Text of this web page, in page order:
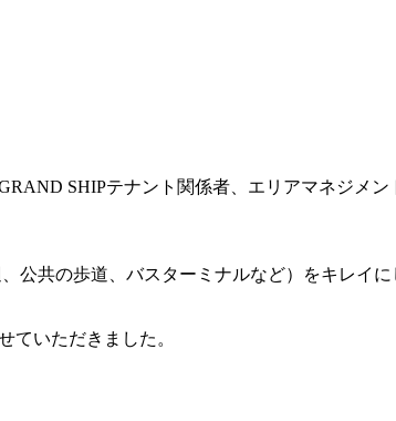
SHIPテナント関係者、 エリアマネジメ
公共の歩道、バスターミナルなど） をキレイ
ていただきました。